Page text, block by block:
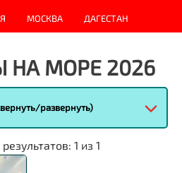
МОСКВА ДАГЕСТАН
НА МОРЕ 2026
развернуть)
1 из 1